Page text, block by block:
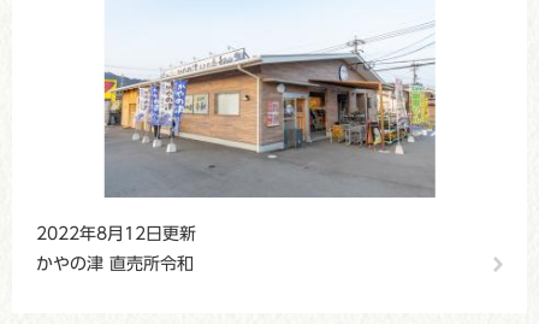
2022年8月12日更新
かやの津 直売所令和